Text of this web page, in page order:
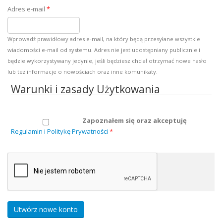
Adres e-mail *
Wprowadź prawidłowy adres e-mail, na który będą przesyłane wszystkie
wiadomości e-mail od systemu. Adres nie jest udostępniany publicznie i
będzie wykorzystywany jedynie, jeśli będziesz chciał otrzymać nowe hasło
lub też informacje o nowościach oraz inne komunikaty.
Warunki i zasady Użytkowania
Zapoznałem się oraz akceptuję
Regulamin i Politykę Prywatności *